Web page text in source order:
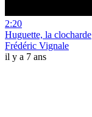
2:20
Huguette, la clocharde
Frédéric Vignale
il y a 7 ans